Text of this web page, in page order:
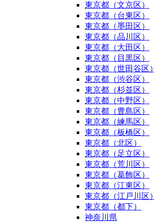
東京都（文京区）
東京都（台東区）
東京都（墨田区）
東京都（品川区）
東京都（大田区）
東京都（目黒区）
東京都（世田谷区）
東京都（渋谷区）
東京都（杉並区）
東京都（中野区）
東京都（豊島区）
東京都（練馬区）
東京都（板橋区）
東京都（北区）
東京都（足立区）
東京都（荒川区）
東京都（葛飾区）
東京都（江東区）
東京都（江戸川区）
東京都（都下）
神奈川県